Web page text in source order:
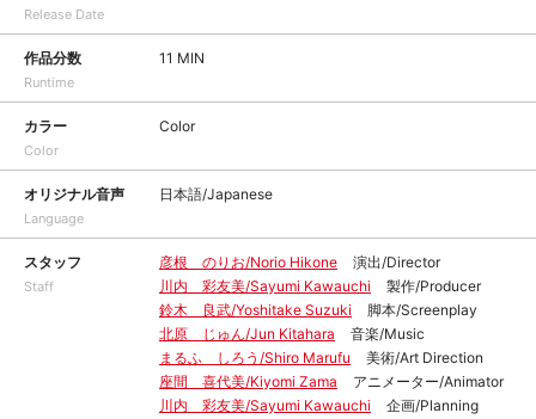
Release Date
作品分数
Runtime
11 MIN
カラー
Color
Color
オリジナル音声
Language
日本語/Japanese
スタッフ
Staff
彦根 のりお/Norio Hikone
演出/Director
川内 彩友美/Sayumi Kawauchi
製作/Producer
鈴木 良武/Yoshitake Suzuki
脚本/Screenplay
北原 じゅん/Jun Kitahara
音楽/Music
まるふ しろう/Shiro Marufu
美術/Art Direction
座間 喜代美/Kiyomi Zama
アニメーター/Animator
川内 彩友美/Sayumi Kawauchi
企画/Planning